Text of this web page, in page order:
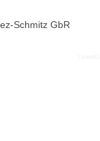
Schmitz GbR